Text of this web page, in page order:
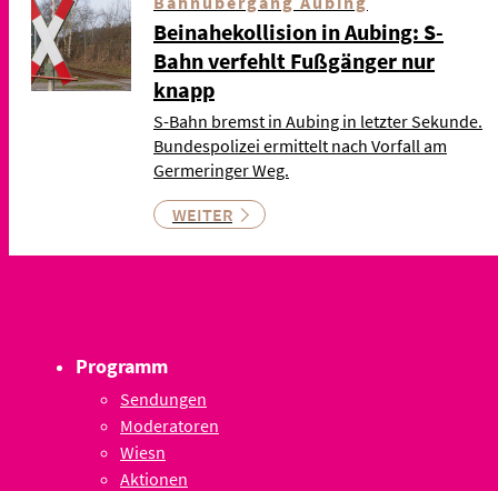
Beinahekollision in Aubing: S-
Bahn verfehlt Fußgänger nur
knapp
S-Bahn bremst in Aubing in letzter Sekunde.
Bundespolizei ermittelt nach Vorfall am
Germeringer Weg.
WEITER
Programm
Sendungen
Moderatoren
Wiesn
Aktionen